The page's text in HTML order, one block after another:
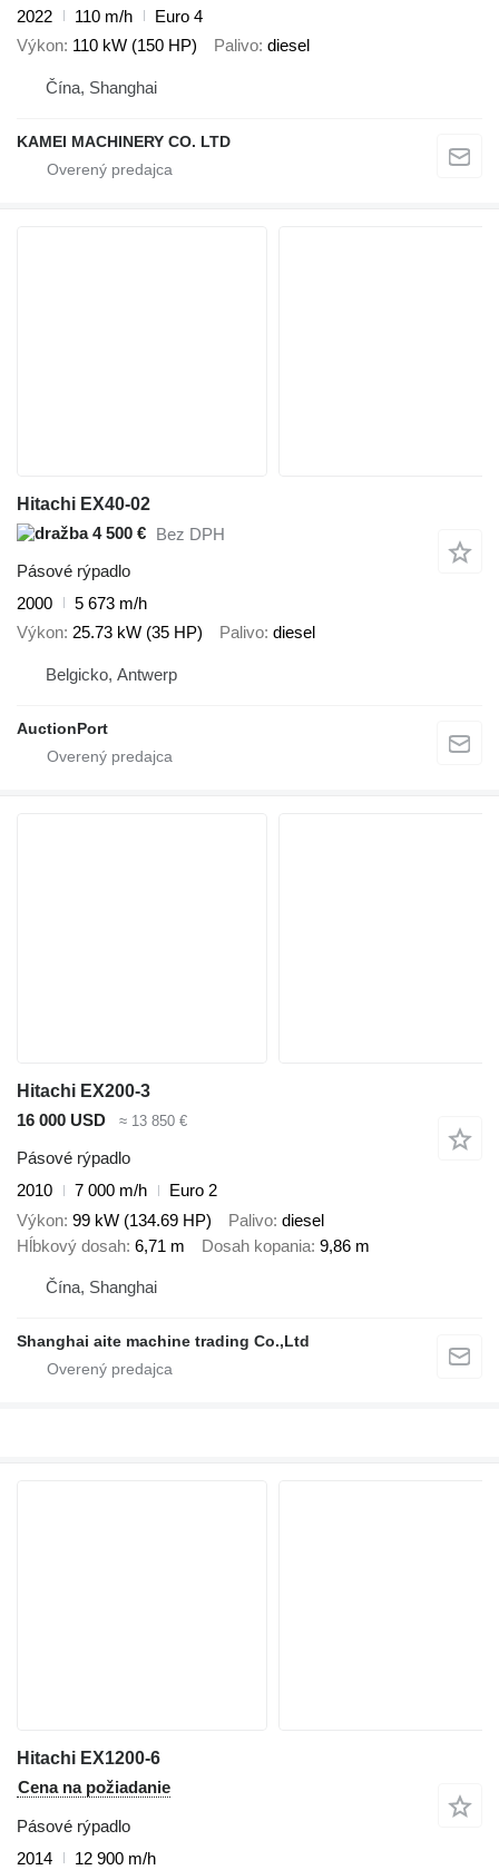
2022
110 m/h
Euro 4
Výkon 110 kW (150 HP) Palivo diesel
Čína, Shanghai
KAMEI MACHINERY CO. LTD
Hitachi EX40-02
4 500 € Bez DPH
Pásové rýpadlo
2000
5 673 m/h
Výkon 25.73 kW (35 HP) Palivo diesel
Belgicko, Antwerp
AuctionPort
Hitachi EX200-3
16 000 USD
≈ 13 850 €
Pásové rýpadlo
2010
7 000 m/h
Euro 2
Výkon 99 kW (134.69 HP) Palivo diesel
Hĺbkový dosah 6,71 m Dosah kopania 9,86 m
Čína, Shanghai
Shanghai aite machine trading Co.,Ltd
Hitachi EX1200-6
Cena na požiadanie
Pásové rýpadlo
2014
12 900 m/h